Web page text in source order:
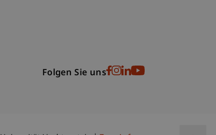
Verzeichnis
Folgen Sie uns